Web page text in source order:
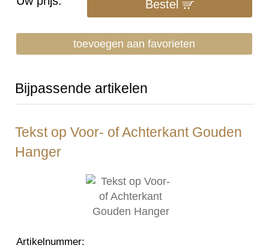
Bestel
toevoegen aan favorieten
Bijpassende artikelen
Tekst op Voor- of Achterkant Gouden
Hanger
Artikelnummer: